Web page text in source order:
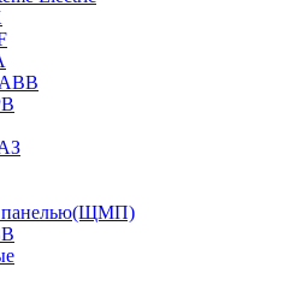
панелью(ЩМП)